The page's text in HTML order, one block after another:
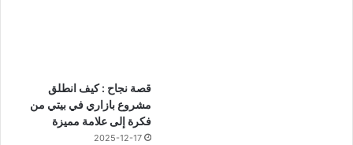
قصة نجاح : كيف انطلق
مشروع بازاري في بيتي من
فكرة إلى علامة مميزة
2025-12-17